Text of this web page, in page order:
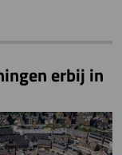
erbij in